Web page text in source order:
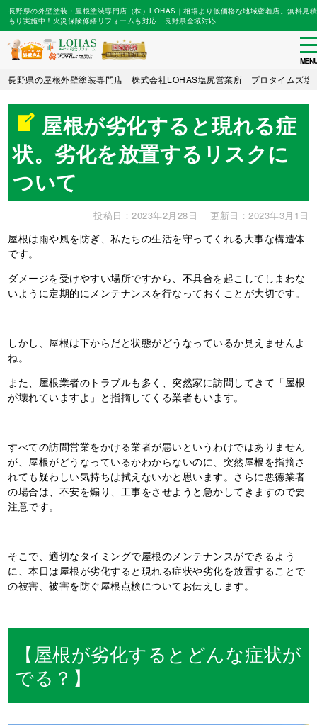
Skip
main
content
長野県の外壁塗装・屋根塗装専門店（株）LOHAS｜相場より低価格な地域密着店。無料見積
もり実施中！火災保険修繕リフォームも対応 長野県全域対応
長野県の屋根外壁塗装専門店 株式会社LOHAS塩尻営業所 プロタイムズ塩
屋根が劣化すると現れる症
状。劣化を放置するリスクに
ついて
投稿日：2023年2月28日 更新日：2023年3月1日
屋根は雨や風を防ぎ、私たちの生活を守ってくれる大事な構造体
です。
ダメージを受けやすい場所ですから、不具合を起こしてしまわな
いように定期的にメンテナンスを行なっておくことが大切です。
しかし、屋根は下からだと状態がどうなっているか見えませんよ
ね。
また、屋根業者のトラブルも多く、突然家に訪問してきて「屋根
が壊れていますよ」と指摘してくる業者もいます。
すべての訪問営業をかける業者が悪いというわけではありません
が、屋根がどうなっているかわからないのに、突然屋根を指摘さ
れても疑わしい気持ちは拭えないかと思います。さらに悪徳業者
の場合は、不安を煽り、工事をさせようと急かしてきますので要
注意です。
そこで、適切なタイミングで屋根のメンテナンスができるよう
に、本日は屋根が劣化すると現れる症状や劣化を放置することで
の被害、被害を防ぐ屋根点検についてお伝えします。
【屋根が劣化するとどんな症状が
でる？】